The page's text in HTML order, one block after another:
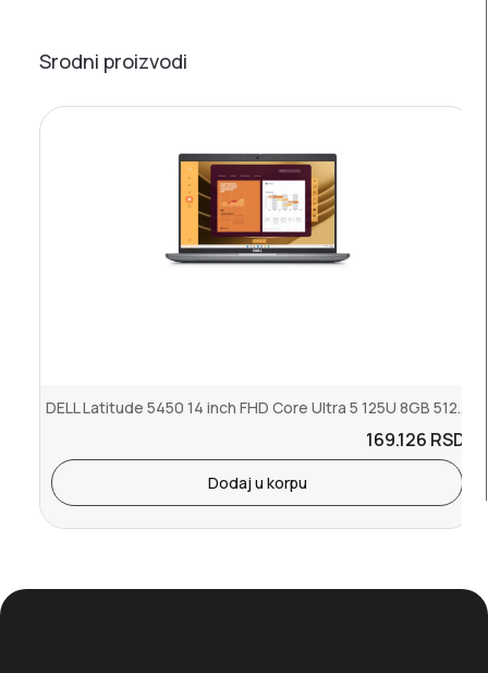
Srodni proizvodi
DELL Latitude 5450 14 inch FHD Core Ultra 5 125U 8GB 512GB SSD Back...
169.126 RSD.
Dodaj u korpu